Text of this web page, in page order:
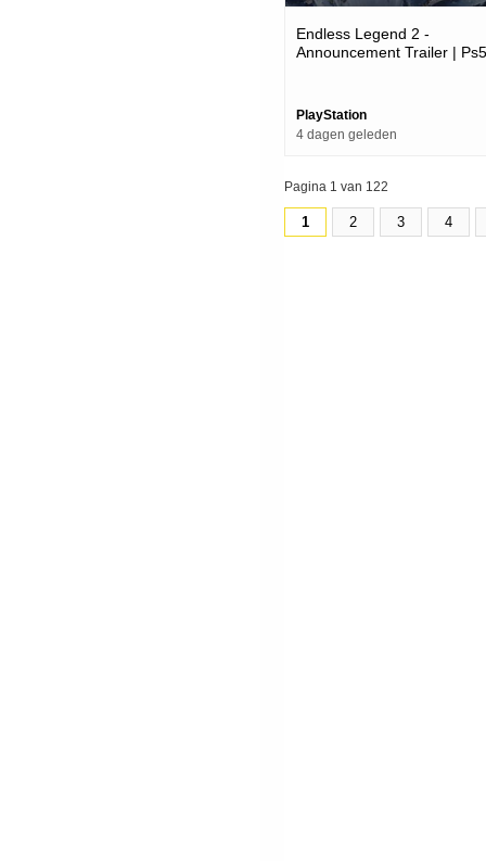
Endless Legend 2 -
Announcement Trailer | Ps5
PlayStation
4 dagen geleden
Pagina 1 van 122
1 2 3 4